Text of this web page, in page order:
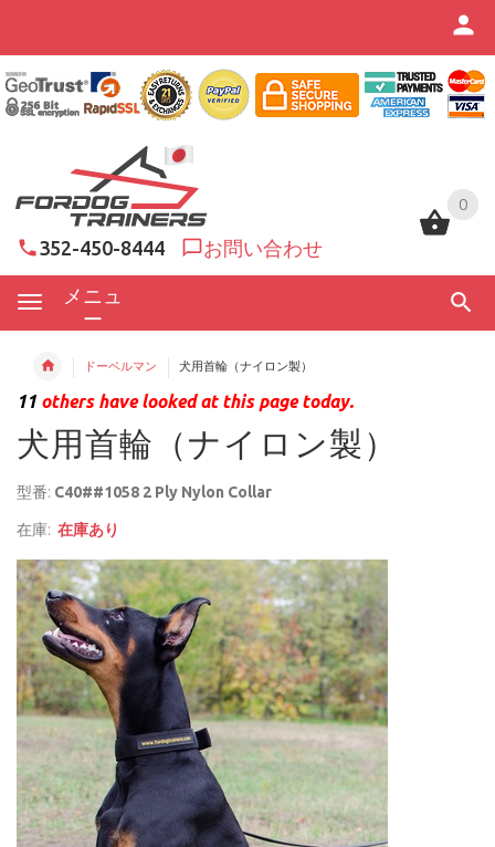
0
352-450-8444 お問い合わせ
メニュ
ー
0
ドーベルマン 犬用首輪（ナイロン製）
11 others have looked at this page today.
犬用首輪（ナイロン製）
型番: C40##1058 2 Ply Nylon Collar
在庫: 在庫あり